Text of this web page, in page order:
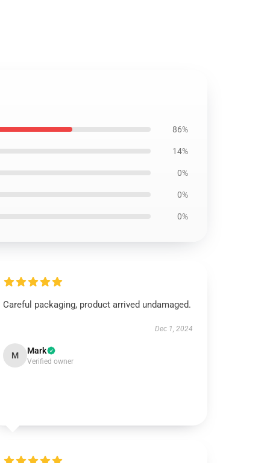
86%
14%
0%
0%
0%
Careful packaging, product arrived undamaged.
Dec 1, 2024
M Mark
Verified owner